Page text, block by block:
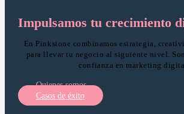
Impulsamos tu crecimiento
En Pinkstone combinamos estrategia,
para llevar tu negocio al siguiente nivel.
confianza en marketing
Quienes somos
Casos de éxito